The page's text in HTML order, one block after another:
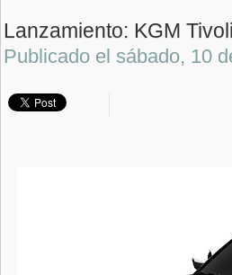
Lanzamiento: KGM Tivoli
Publicado el sábado, 10